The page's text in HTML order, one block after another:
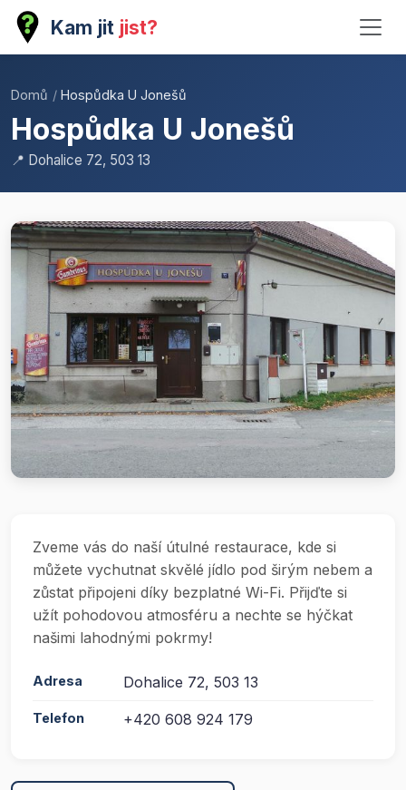
Kam jit jist?
Domů / Hospůdka U Jonešů
Hospůdka U Jonešů
📍 Dohalice 72, 503 13
Zveme vás do naší útulné restaurace, kde si
můžete vychutnat skvělé jídlo pod širým nebem a
zůstat připojeni díky bezplatné Wi-Fi. Přijďte si
užít pohodovou atmosféru a nechte se hýčkat
našimi lahodnými pokrmy!
Adresa Dohalice 72, 503 13
Telefon +420 608 924 179